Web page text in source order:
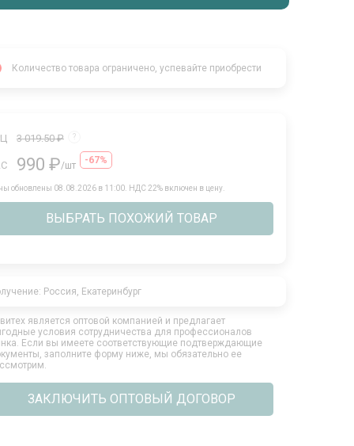
Количество товара ограничено, успевайте приобрести
3 019.50 ₽ ?
990 ₽/шт -67%
обновлены 08.08.2026 в 11:00. НДС 22% включен в цену.
ВЫБРАТЬ ПОХОЖИЙ ТОВАР
Россия, Екатеринбург
является оптовой компанией и предлагает
условия сотрудничества для профессионалов
Если вы имеете соответствующие подтверждающие
заполните форму ниже, мы обязательно ее
ЗАКЛЮЧИТЬ ОПТОВЫЙ ДОГОВОР